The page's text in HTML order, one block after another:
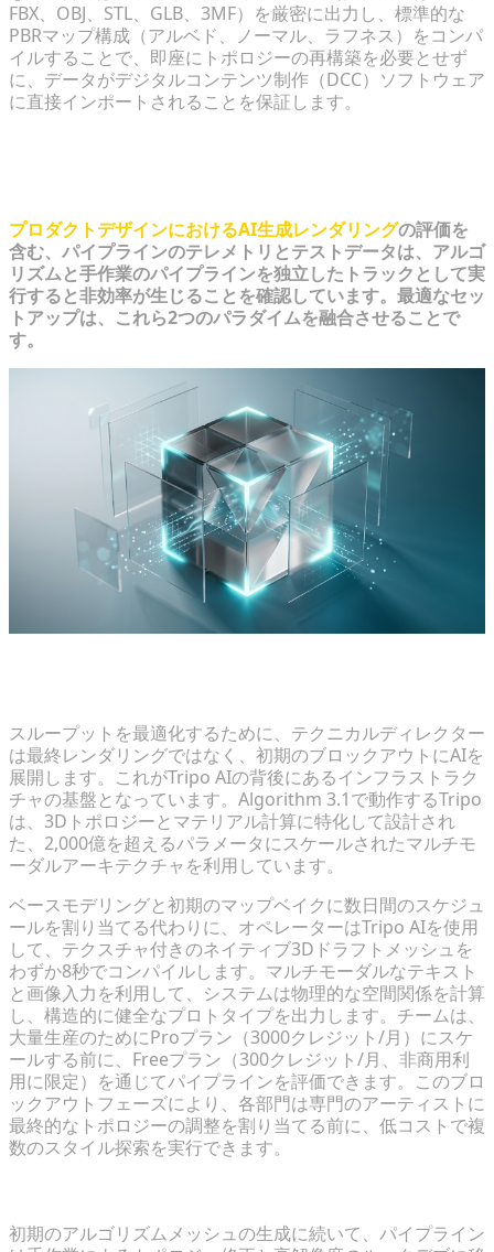
FBX、OBJ、STL、GLB、3MF）を厳密に出力し、標準的な
PBRマップ構成（アルベド、ノーマル、ラフネス）をコンパ
イルすることで、即座にトポロジーの再構築を必要とせず
に、データがデジタルコンテンツ制作（DCC）ソフトウェア
に直接インポートされることを保証します。
プロダクトデザインにおけるAI生成レンダリングの評価を
含む、パイプラインのテレメトリとテストデータは、アルゴ
リズムと手作業のパイプラインを独立したトラックとして実
行すると非効率が生じることを確認しています。最適なセッ
トアップは、これら2つのパラダイムを融合させることで
す。
スループットを最適化するために、テクニカルディレクター
は最終レンダリングではなく、初期のブロックアウトにAIを
展開します。これがTripo AIの背後にあるインフラストラク
チャの基盤となっています。Algorithm 3.1で動作するTripo
は、3Dトポロジーとマテリアル計算に特化して設計され
た、2,000億を超えるパラメータにスケールされたマルチモ
ーダルアーキテクチャを利用しています。
ベースモデリングと初期のマップベイクに数日間のスケジュ
ールを割り当てる代わりに、オペレーターはTripo AIを使用
して、テクスチャ付きのネイティブ3Dドラフトメッシュを
わずか8秒でコンパイルします。マルチモーダルなテキスト
と画像入力を利用して、システムは物理的な空間関係を計算
し、構造的に健全なプロトタイプを出力します。チームは、
大量生産のためにProプラン（3000クレジット/月）にスケ
ールする前に、Freeプラン（300クレジット/月、非商用利
用に限定）を通じてパイプラインを評価できます。このブロ
ックアウトフェーズにより、各部門は専門のアーティストに
最終的なトポロジーの調整を割り当てる前に、低コストで複
数のスタイル探索を実行できます。
初期のアルゴリズムメッシュの生成に続いて、パイプライン